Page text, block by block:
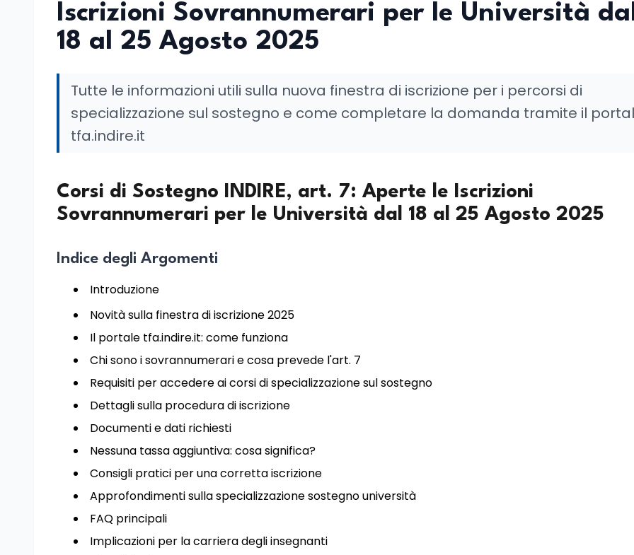
Iscrizioni Sovrannumerari per le Università
18 al 25 Agosto 2025
Tutte le informazioni utili sulla nuova finestra di iscrizione per i percorsi di
specializzazione sul sostegno e come completare la domanda tramite il
tfa.indire.it
Corsi di Sostegno INDIRE, art. 7: Aperte le Iscrizioni
Sovrannumerari per le Università dal 18 al 25 Agosto 2025
Indice degli Argomenti
Introduzione
Novità sulla finestra di iscrizione 2025
Il portale tfa.indire.it: come funziona
Chi sono i sovrannumerari e cosa prevede l'art. 7
Requisiti per accedere ai corsi di specializzazione sul sostegno
Dettagli sulla procedura di iscrizione
Documenti e dati richiesti
Nessuna tassa aggiuntiva: cosa significa?
Consigli pratici per una corretta iscrizione
Approfondimenti sulla specializzazione sostegno università
FAQ principali
Implicazioni per la carriera degli insegnanti